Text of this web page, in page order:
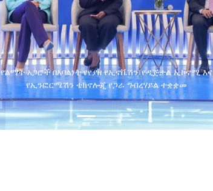
የልማት አጋሮች በአባልነት የየያዘ የኢኖቬሽን፣የዲጅታል ኢኮኖሚ እና
የኢንፎርሜሽን ቴክኖሎጂ የጋራ ግብረሃይል ተቋቋመ